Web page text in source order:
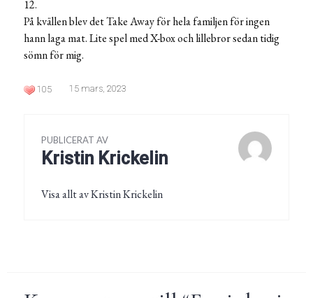
12.
På kvällen blev det Take Away för hela familjen för ingen
hann laga mat. Lite spel med X-box och lillebror sedan tidig
sömn för mig.
105 15 mars, 2023
PUBLICERAT AV
Kristin Krickelin
Visa allt av Kristin Krickelin